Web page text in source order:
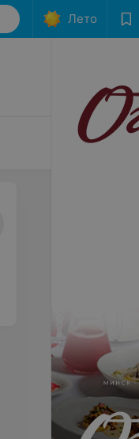
Лето